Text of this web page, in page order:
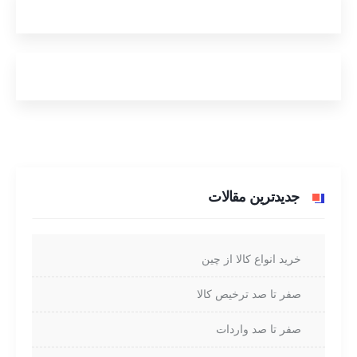
جدیدترین مقالات
خرید انواع کالا از چین
صفر تا صد ترخیص کالا
صفر تا صد واردات